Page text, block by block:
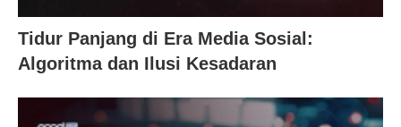
Tidur Panjang di Era Media Sosial:
Algoritma dan Ilusi Kesadaran